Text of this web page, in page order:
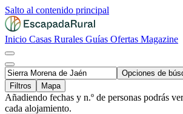
Salto al contenido principal
Inicio Casas Rurales Guías Ofertas Magazine
Opciones de
Filtros
Mapa
Añadiendo fechas y n.º de personas podrás
cada alojamiento.